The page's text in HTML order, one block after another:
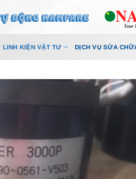
LINH KIỆN VẬT TƯ DỊCH VỤ SỬA